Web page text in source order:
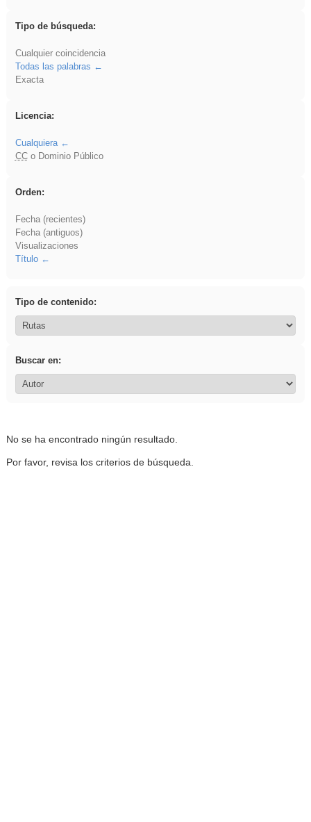
Tipo de búsqueda:
Cualquier coincidencia
Todas las palabras
Exacta
Licencia:
Cualquiera
CCo Dominio Público
Orden:
Fecha (recientes)
Fecha (antiguos)
Visualizaciones
Título
Tipo de contenido:
Buscar en:
No se ha encontrado ningún resultado.
Por favor, revisa los criterios de búsqueda.